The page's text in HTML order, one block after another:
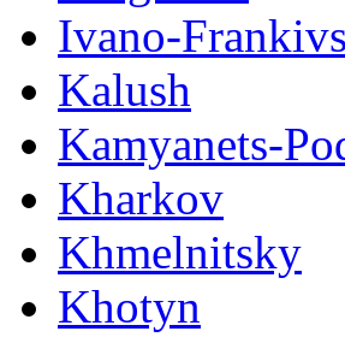
Ivano-
Kalush
Kamyanets-
Kharkov
Khmelnitsky
Khotyn